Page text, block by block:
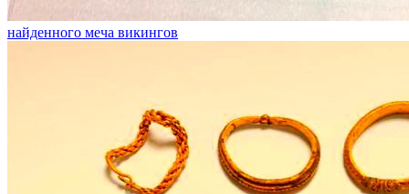
найденного меча викингов